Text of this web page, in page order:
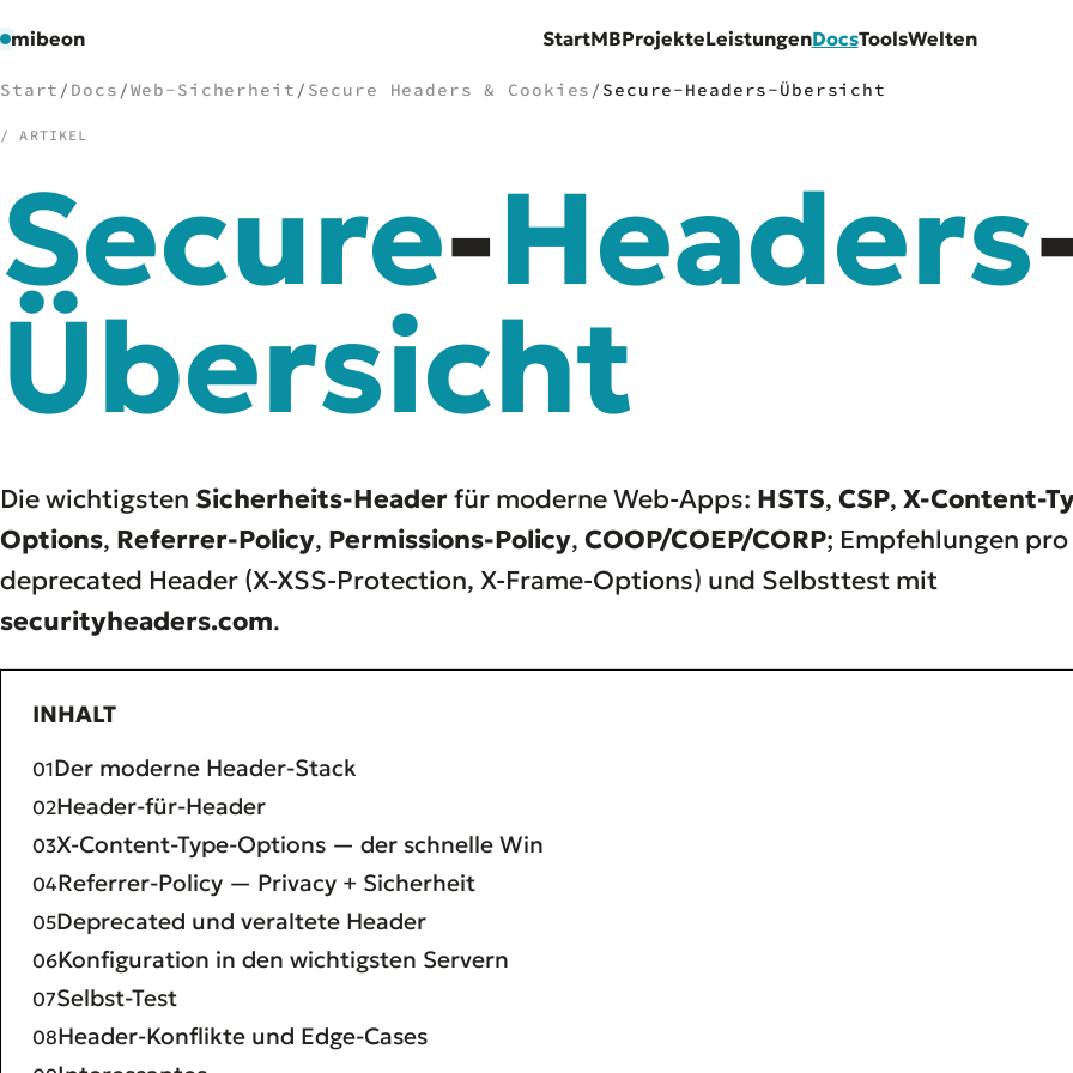
mibeon StartMBProjekteLeistungenDocsToolsWelten
01Start
04Leistungen
05Docs
Tools
Start / Docs /Web-Sicherheit / Secure Headers & Cookies / Secure-Headers-Übersicht
/ ARTIKEL
Secure-Headers
Übersicht
Die wichtigsten Sicherheits-Headerfür moderne Web-Apps: HSTS, CSP, X-Content-
Options, Referrer-Policy, Permissions-Policy, COOP/COEP/CORP; Empfehlungen pro
deprecated Header (X-XSS-Protection, X-Frame-Options) und Selbsttest mit
securityheaders.com.
INHALT
Der moderne Header-Stack
Header-für-Header
X-Content-Type-Options — der schnelle Win
Referrer-Policy — Privacy + Sicherheit
Deprecated und veraltete Header
Konfiguration in den wichtigsten Servern
Selbst-Test
Header-Konflikte und Edge-Cases